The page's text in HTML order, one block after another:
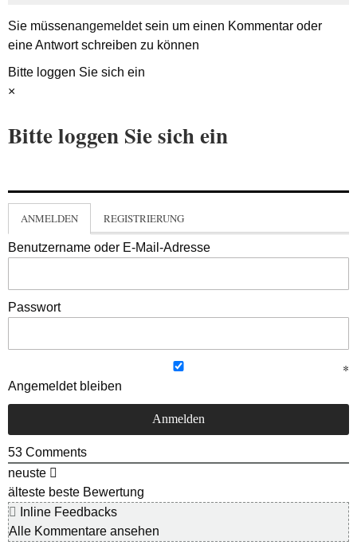
Sie müssenangemeldetsein um einen Kommentar oder
eine Antwort schreiben zu können
Bitte loggen Sie sich ein
×
Bitte loggen Sie sich ein
ANMELDEN REGISTRIERUNG
Benutzername oder E-Mail-Adresse
Passwort
Angemeldet bleiben
53 Comments
neuste
älteste beste Bewertung
Inline Feedbacks
Alle Kommentare ansehen